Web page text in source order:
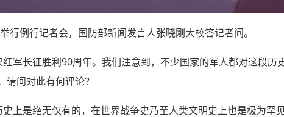
行例行记者会，国防部新闻发言人张晓刚大校答记者问。
军长征胜利90周年。我们注意到，不少国家的军人都对这段历
请问对此有何评论？
上是绝无仅有的，在世界战争史乃至人类文明史上也是极为罕